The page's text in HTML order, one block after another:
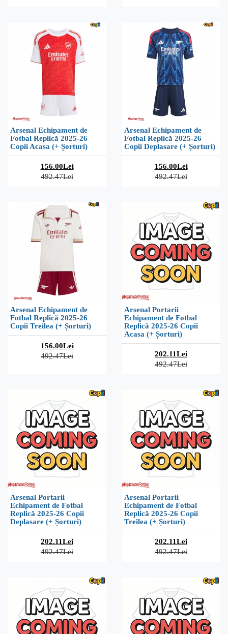
Arsenal Echipament de
Fotbal Replică 2025-26
Copii Acasa (+ Șorturi)
156.00Lei
492.47Lei
Arsenal Echipament de
Fotbal Replică 2025-26
Copii Deplasare (+ Șorturi)
156.00Lei
492.47Lei
Arsenal Echipament de
Fotbal Replică 2025-26
Copii Treilea (+ Șorturi)
156.00Lei
492.47Lei
Arsenal Portarii
Echipament de Fotbal
Replică 2025-26 Copii
Acasa (+ Șorturi)
202.11Lei
492.47Lei
Arsenal Portarii
Echipament de Fotbal
Replică 2025-26 Copii
Deplasare (+ Șorturi)
202.11Lei
492.47Lei
Arsenal Portarii
Echipament de Fotbal
Replică 2025-26 Copii
Treilea (+ Șorturi)
202.11Lei
492.47Lei